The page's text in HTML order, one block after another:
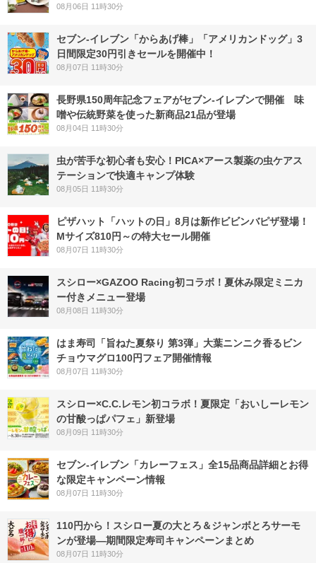
08月06日 11時30分
セブン‐イレブン「からあげ棒」「アメリカンドッグ」3
日間限定30円引きセールを開催中！
08月07日 11時30分
長野県150周年記念フェアがセブン-イレブンで開催 味
噌や伝統野菜を使った新商品21品が登場
08月04日 11時30分
虫が苦手な初心者も安心！PICA×アース製薬の虫ケアス
テーションで快適キャンプ体験
08月05日 11時30分
ピザハット「ハットの日」8月は新作ビビンバピザ登場！
Mサイズ810円～の特大セール開催
08月07日 11時30分
スシロー×GAZOO Racing初コラボ！夏休み限定ミニカ
ー付きメニュー登場
08月08日 11時30分
はま寿司「旨ねた夏祭り 第3弾」大葉ニンニク香るビン
チョウマグロ100円フェア開催情報
08月07日 11時30分
スシロー×C.C.レモン初コラボ！夏限定「おいしーレモン
の甘酸っぱパフェ」新登場
08月09日 11時30分
セブン‐イレブン「カレーフェス」全15品商品詳細とお得
な限定キャンペーン情報
08月07日 11時30分
110円から！スシロー夏の大とろ＆ジャンボとろサーモ
ンが登場―期間限定寿司キャンペーンまとめ
08月07日 11時30分